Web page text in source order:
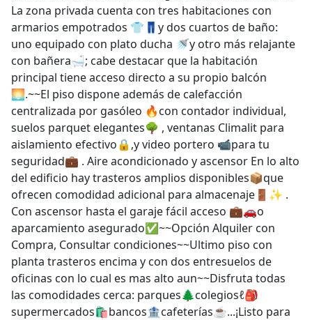
La zona privada cuenta con tres habitaciones con
armarios empotrados 👕👖y dos cuartos de baño:
uno equipado con plato ducha 🚿y otro más relajante
con bañera🛁; cabe destacar que la habitación
principal tiene acceso directo a su propio balcón
🌅.~~El piso dispone además de calefacción
centralizada por gasóleo 🔥con contador individual,
suelos parquet elegantes🌳 , ventanas Climalit para
aislamiento efectivo🔒,y video portero 📹para tu
seguridad💼 . Aire acondicionado y ascensor En lo alto
del edificio hay trasteros amplios disponibles📦que
ofrecen comodidad adicional para almacenaje🚪✨ .
Con ascensor hasta el garaje fácil acceso 💼🚗o
aparcamiento asegurado✅~~Opción Alquiler con
Compra, Consultar condiciones~~Ultimo piso con
planta trasteros encima y con dos entresuelos de
oficinas con lo cual es mas alto aun~~Disfruta todas
las comodidades cerca: parques🌲colegiosℓ🎒
supermercados🛍bancos🏦cafeterías☕...¡Listo para